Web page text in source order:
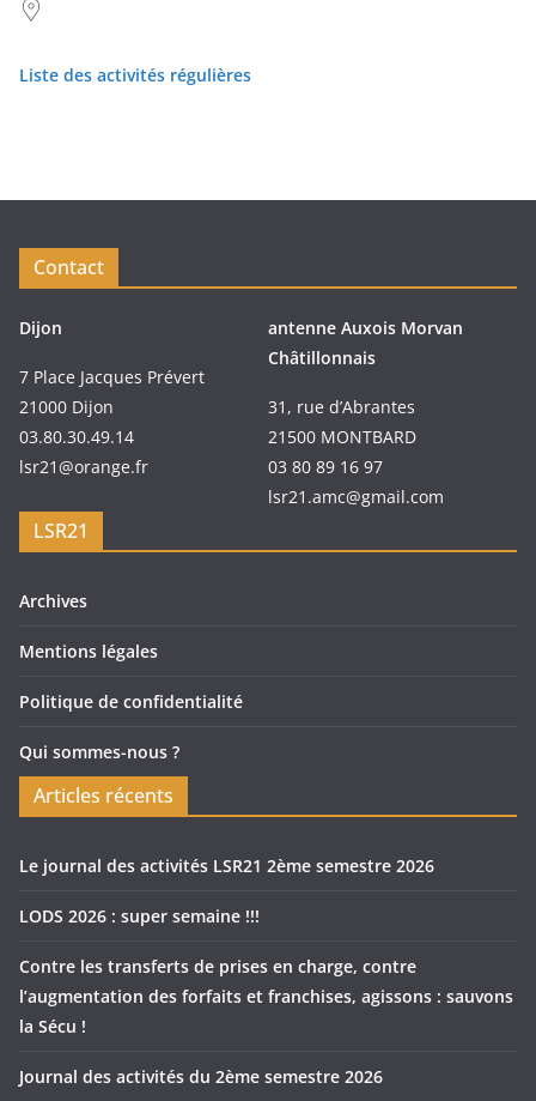
Liste des activités régulières
Contact
Dijon
7 Place Jacques Prévert
21000 Dijon
03.80.30.49.14
lsr21@orange.fr
antenne Auxois Morvan
Châtillonnais
31, rue d’Abrantes
21500 MONTBARD
03 80 89 16 97
lsr21.amc@gmail.com
LSR21
Archives
Mentions légales
Politique de confidentialité
Qui sommes-nous ?
Articles récents
Le journal des activités LSR21 2ème semestre 2026
LODS 2026 : super semaine !!!
Contre les transferts de prises en charge, contre
l’augmentation des forfaits et franchises, agissons : sauvons
la Sécu !
Journal des activités du 2ème semestre 2026